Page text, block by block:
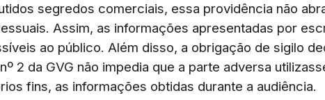
segredos comerciais, essa providência não
Assim, as informações apresentadas por
ao público. Além disso, a obrigação de sigilo
2 da GVG não impedia que a parte adversa
fins, as informações obtidas durante a audiência.